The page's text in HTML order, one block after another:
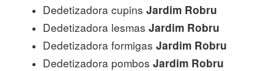
Dedetizadora cupins Jardim Robru
Dedetizadora lesmas Jardim Robru
Dedetizadora formigas Jardim Robru
Dedetizadora pombos Jardim Robru